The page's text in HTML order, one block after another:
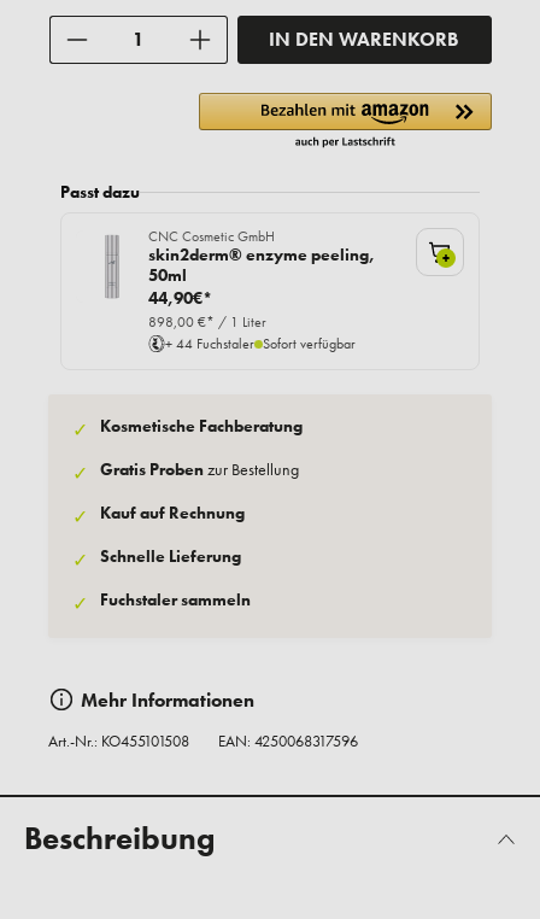
IN DEN WARENKORB
Passt dazu
CNC Cosmetic GmbH
skin2derm® enzyme peeling,
50ml
44,90€*
898,00 €* / 1 Liter
+ 44 Fuchstaler Sofort verfügbar
+
✓ Kosmetische Fachberatung
✓ Gratis Probenzur Bestellung
✓ Kauf auf Rechnung
✓ Schnelle Lieferung
✓ Fuchstaler sammeln
Mehr Informationen
Art.-Nr.: KO455101508 EAN: 4250068317596
Beschreibung